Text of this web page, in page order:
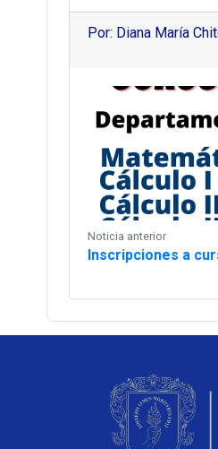
Por: Diana María
Noticia anterior
Inscripciones a